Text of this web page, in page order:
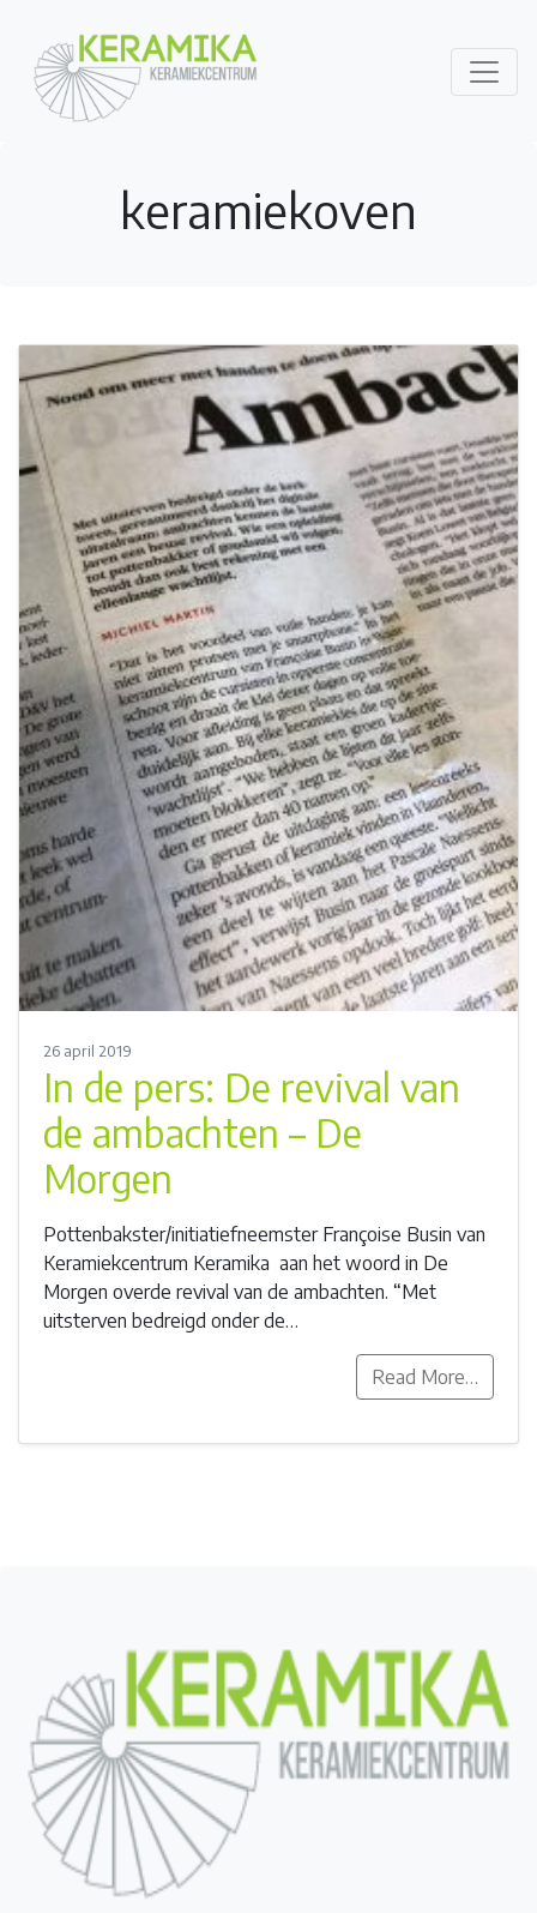
keramiekoven
26 april 2019
In de pers: De revival van
de ambachten – De
Morgen
Pottenbakster/initiatiefneemster Françoise Busin van
Keramiekcentrum Keramika aan het woord in De
Morgen overde revival van de ambachten. “Met
uitsterven bedreigd onder de…
Read More…